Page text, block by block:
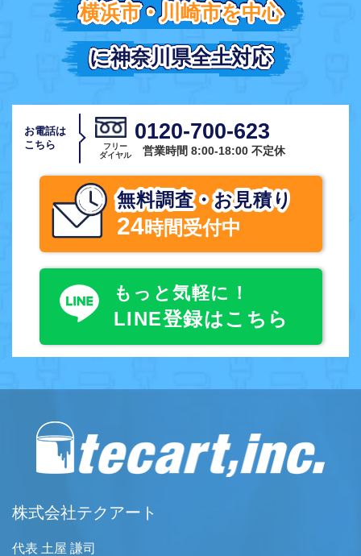
横浜市・川崎市を中心
に神奈川県全土対応
横浜市・川崎市を中心
に神奈川県全土対応
お電話は
こちら
0120-700-623
フリー
ダイヤル
営業時間 8:00-18:00 不定休
無料調査・お見積り
24時間受付中
もっと気軽に！
LINE登録はこちら
株式会社テクアート
代表 土屋 謙司